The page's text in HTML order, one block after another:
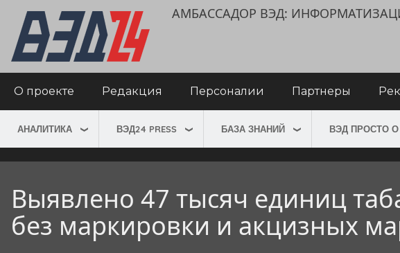
Перейти
основному
содержанию
User
account
menu
АМБАССАДОР ВЭД:
Main
navigation
О проекте Редакция Персоналии Партнеры
АНАЛИТИКА ВЭД24 PRESS БАЗА ЗНАНИЙ ВЭД ПРОСТО
Выявлено 47 тысяч единиц
без маркировки и акцизных